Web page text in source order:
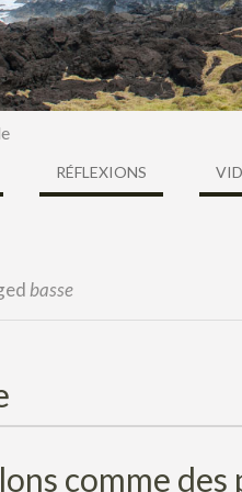
RÉFLEXIONS
basse
comme des